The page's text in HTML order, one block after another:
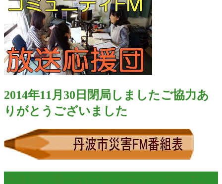
2014年11月30日閉局しましたご協力あ
りがとうございました